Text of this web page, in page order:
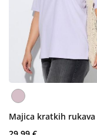
Majica kratkih rukava